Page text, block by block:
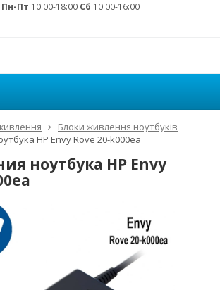
Пн-Пт 10:00-18:00 Сб 10:00-16:00
Блоки живлення ноутбуків
HP Envy Rove 20-k000ea
ноутбука HP Envy